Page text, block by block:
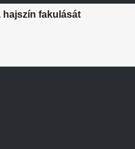
hajszín fakulását